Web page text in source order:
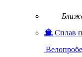
Сплав